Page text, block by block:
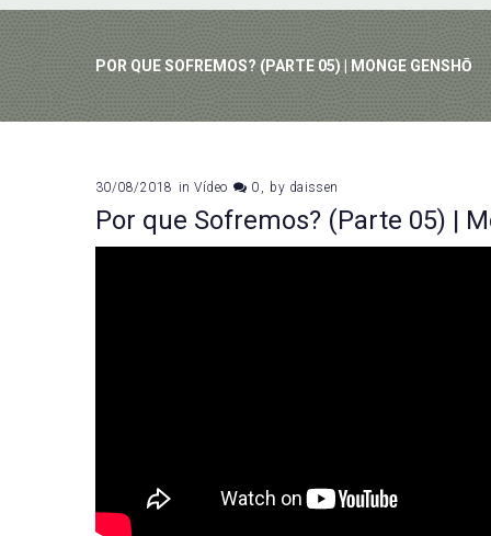
POR QUE SOFREMOS? (PARTE 05) | MONGE GENSHŌ
30/08/2018 inVídeo 0 by daissen
Por que Sofremos? (Parte 05) |